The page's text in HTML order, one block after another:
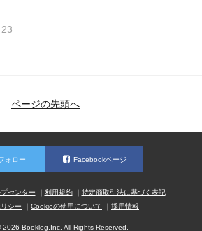
23
ページの先頭へ
ォロー Facebookページ
センター 利用規約
特定商取引法に基づく表記
シー
Cookieの使用について 採用情報
Booklog,Inc. All Rights Reserved.